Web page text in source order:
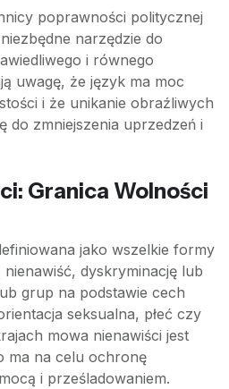
poprawności politycznej
narzędzie do
i równego
uwagę, że język ma moc
i że unikanie obraźliwych
do zmniejszenia uprzedzeń i
Granica Wolności
jako wszelkie formy
dyskryminację lub
grup na podstawie cech
seksualna, płeć czy
mowa nienawiści jest
ma na celu ochronę
i prześladowaniem.